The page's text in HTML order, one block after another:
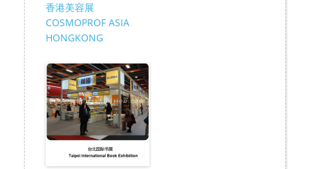
香港美容展
COSMOPROF ASIA
HONGKONG